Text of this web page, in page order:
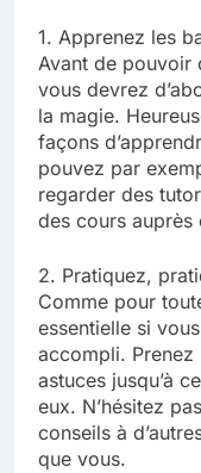
1. Apprenez les
Avant de pouvoir
vous devrez
la magie.
façons
pouvez par
regarder des
des cours auprès
2. Pratiquez,
Comme pour
essentielle si
accompli.
astuces jusqu’à
eux. N’hésitez
conseils à
que vous.